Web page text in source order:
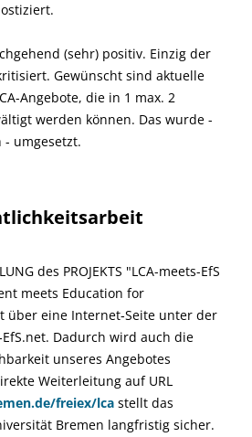
(sehr) positiv. Einzig der
Gewünscht sind aktuelle
Angebote, die in 1 max. 2
werden können. Das wurde -
umgesetzt.
des PROJEKTS "LCA-meets-EfS
meets Education for
über eine Internet‐Seite unter der
Dadurch wird auch die
unseres Angebotes
Weiterleitung auf URL
freiex/lca stellt das
Bremen langfristig sicher.